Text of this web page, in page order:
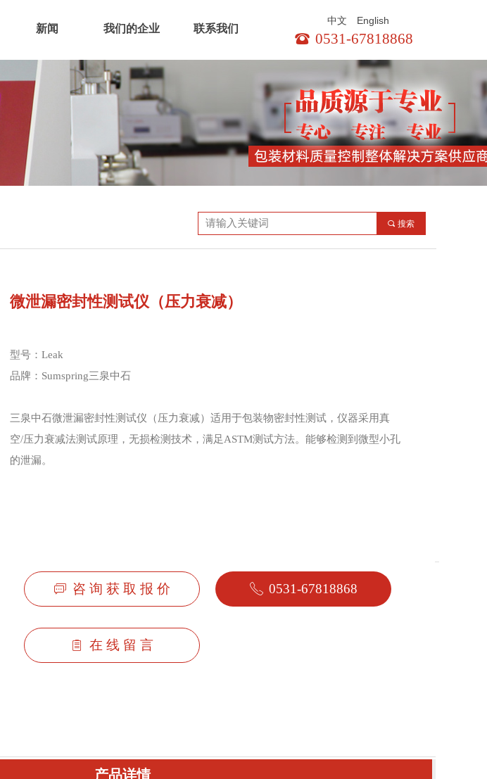
뀰 0531-67818868
中文 English
新闻 我们的企业 联系我们
微泄漏密封性测试仪（压力衰减）
型号：Leak
品牌：Sumspring三泉中石
三泉中石微泄漏密封性测试仪（压力衰减）适用于包装物密封性测试，仪器采用真
空/压力衰减法测试原理，无损检测技术，满足ASTM测试方法。能够检测到微型小孔
的泄漏。
ꀃ 咨 询 获 取 报 价 ꂅ 0531-67818868
ꁩ 在 线 留 言
끠 搜索
产品详情